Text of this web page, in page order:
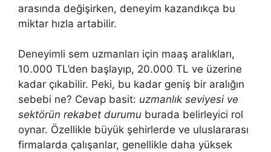
arasında değişirken, deneyim kazandıkça bu
miktar hızla artabilir.
Deneyimli sem uzmanları için maaş aralıkları,
10.000 TL’den başlayıp, 20.000 TL ve üzerine
kadar çıkabilir. Peki, bu kadar geniş bir aralığın
sebebi ne? Cevap basit: uzmanlık seviyesi ve
sektörün rekabet durumu burada belirleyici rol
oynar. Özellikle büyük şehirlerde ve uluslararası
firmalarda çalışanlar, genellikle daha yüksek